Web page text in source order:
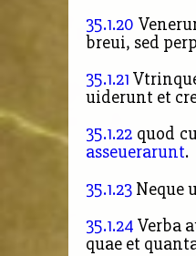
35.1.20
breui, sed
35.1.21
uiderunt et
35.1.22 quod
asseuerarunt.
35.1.23 Neque
35.1.24 Verba
quae et